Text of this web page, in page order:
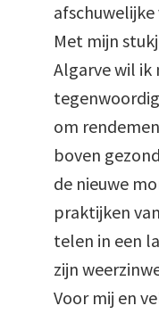
Met mijn
Algarve wil
om
boven
de nieuwe
praktijken
telen in een
zijn
Voor mij en